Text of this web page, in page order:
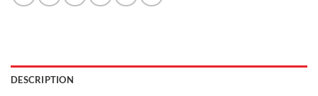
DESCRIPTION